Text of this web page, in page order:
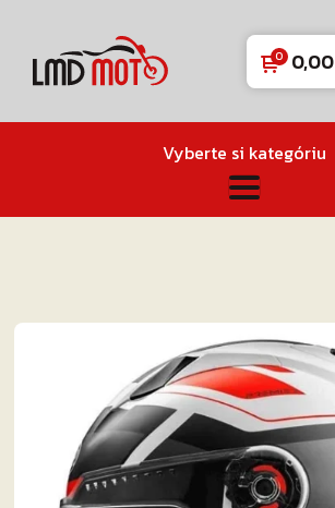
0,00
Vyberte si kategóriu